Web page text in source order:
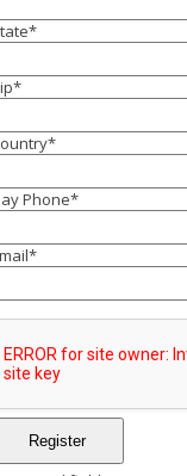
*
*
*
Phone*
*